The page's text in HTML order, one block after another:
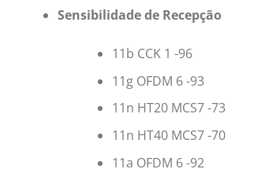
Sensibilidade de Recepção
11b CCK 1 -96
11g OFDM 6 -93
11n HT20 MCS7 -73
11n HT40 MCS7 -70
11a OFDM 6 -92